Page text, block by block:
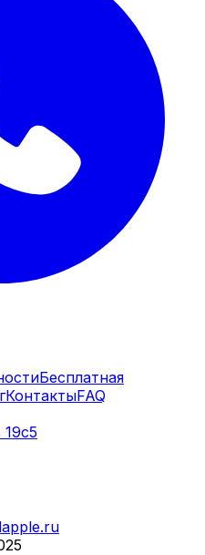
Бесплатная
КонтактыFAQ